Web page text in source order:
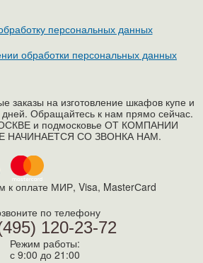
персональных данных
обработки персональных данных
заказы на изготовление шкафов купе и
дней. Обращайтесь к нам прямо сейчас.
и подмосковье ОТ КОМПАНИИ
НАЧИНАЕТСЯ СО ЗВОНКА НАМ.
к оплате МИР, Visa, MasterСard
по телефону
120-23-72
Режим работы:
с 9:00 до 21:00